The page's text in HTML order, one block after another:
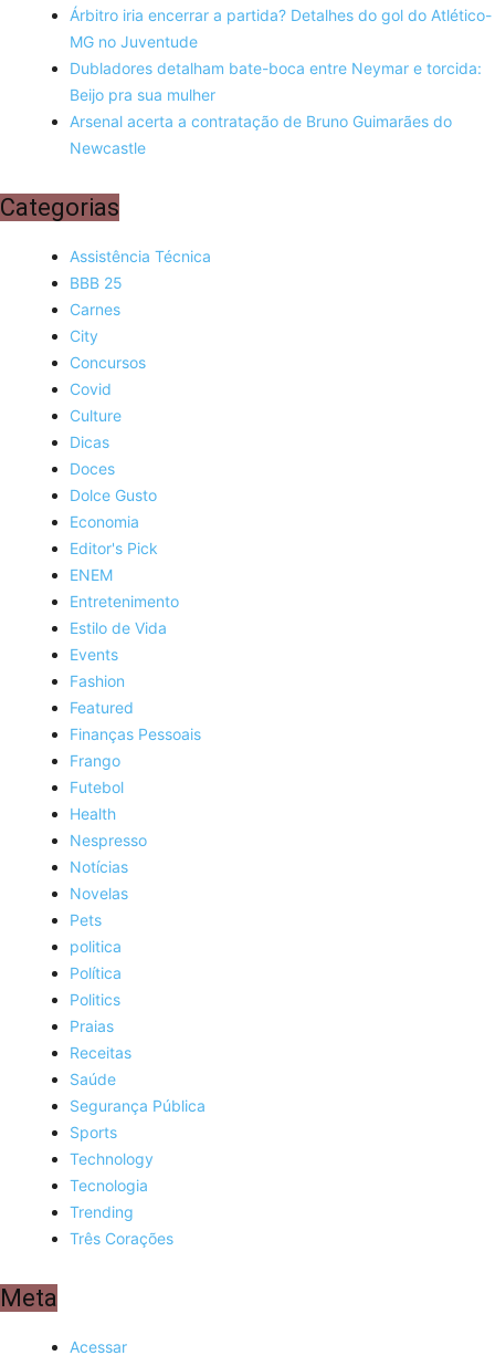
Árbitro iria encerrar a partida? Detalhes do gol do Atlético-
MG no Juventude
Dubladores detalham bate-boca entre Neymar e torcida:
Beijo pra sua mulher
Arsenal acerta a contratação de Bruno Guimarães do
Newcastle
Categorias
Assistência Técnica
BBB 25
Carnes
City
Concursos
Covid
Culture
Dicas
Doces
Dolce Gusto
Economia
Editor's Pick
ENEM
Entretenimento
Estilo de Vida
Events
Fashion
Featured
Finanças Pessoais
Frango
Futebol
Health
Nespresso
Notícias
Novelas
Pets
politica
Política
Politics
Praias
Receitas
Saúde
Segurança Pública
Sports
Technology
Tecnologia
Trending
Três Corações
Meta
Acessar